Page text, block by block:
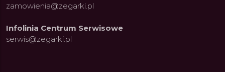
Constant: Pasja,
zamowienia@zegarki.pl
Infolinia Centrum Serwisowe
serwis@zegarki.pl